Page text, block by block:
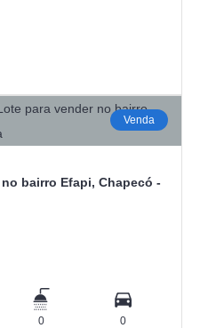
Venda
bairro Efapi, Chapecó -
0
0